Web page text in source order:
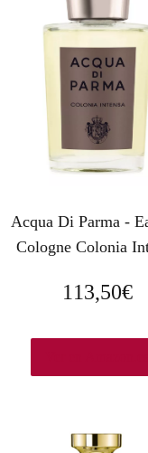
Acqua Di Parma -
Cologne Colonia
113,50€